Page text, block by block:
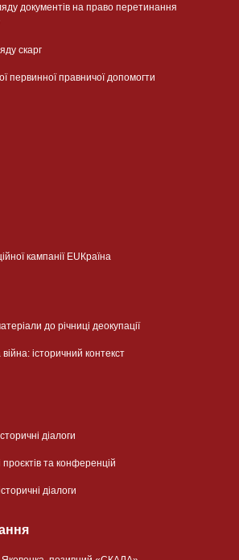
документів на право перетинання
скарг
первинної правничої допомогти
кампанії EUКраїна
до річниці деокупації
війна: історичний контекст
діалоги
та конференцій
діалоги